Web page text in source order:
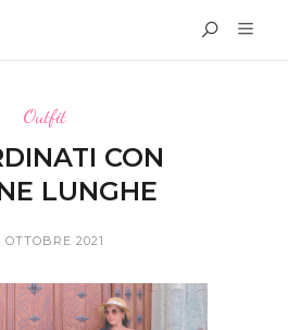
Outfit
CON
LUNGHE
OTTOBRE 2021